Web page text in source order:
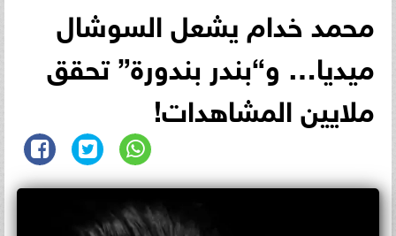
محمد خدام يشعل السوشال
ميديا… و“بندر بندورة” تحقق
ملايين المشاهدات!